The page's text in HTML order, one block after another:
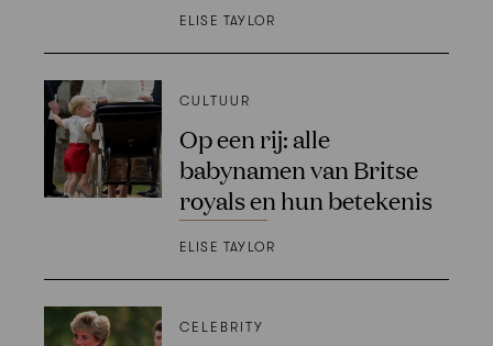
ELISE TAYLOR
CULTUUR
Op een rij: alle
babynamen van Britse
royals en hun betekenis
ELISE TAYLOR
CELEBRITY